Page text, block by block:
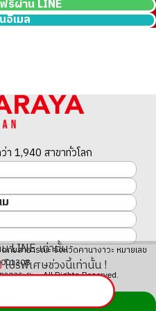
รีผ่าน LINE
อีเมล
LINE เท่านั้น
โปรพิเศษช่วงนี้เท่านั้น !
1,940 สาขาทั่วโลก
ยสาธารณะ จังหวัดคานางาวะ หมายเลข
คาระยะ All Rights Reserved.